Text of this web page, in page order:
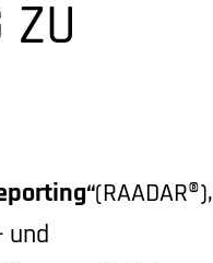
ZU
(RAADAR®),
und